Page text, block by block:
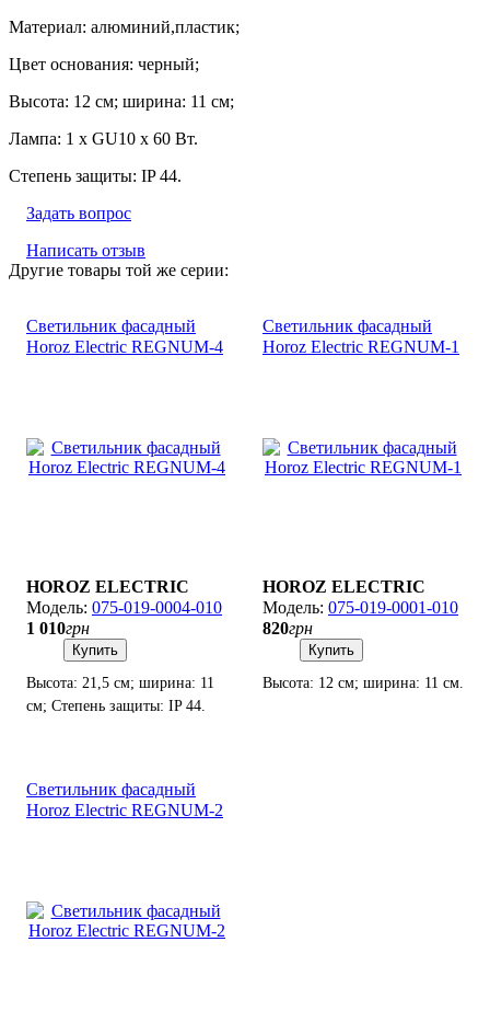
Материал: алюминий,пластик;
Цвет основания: черный;
Высота: 12 см; ширина: 11 см;
Лампа: 1 х GU10 х 60 Вт.
Степень защиты: IP 44.
Задать вопрос
Написать отзыв
Другие товары той же серии:
Светильник фасадный
Horoz Electric REGNUM-4
HOROZ ELECTRIC
075-019-0004-010
1 010грн
Купить
Высота: 21,5 см; ширина: 11
см; Степень защиты: IP 44.
Светильник фасадный
Horoz Electric REGNUM-1
HOROZ ELECTRIC
075-019-0001-010
820грн
Купить
Высота: 12 см; ширина: 11 см.
Светильник фасадный
Horoz Electric REGNUM-2